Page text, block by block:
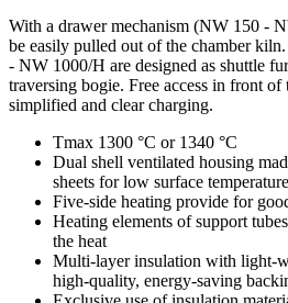
With a drawer mechanism (NW 150 -
be easily pulled out of the chamber
- NW 1000/H are designed as shuttle
traversing bogie. Free access in front
simplified and clear charging.
Tmax 1300 °C or 1340 °C
Dual shell ventilated housing
sheets for low surface
Five-side heating provide for
Heating elements of support
the heat
Multi-layer insulation with light-
high-quality, energy-saving